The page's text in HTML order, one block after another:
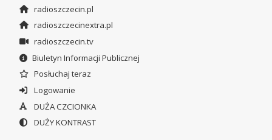
radioszczecin.pl
radioszczecinextra.pl
radioszczecin.tv
Biuletyn Informacji Publicznej
Posłuchaj teraz
Logowanie
DUŻA CZCIONKA
DUŻY KONTRAST